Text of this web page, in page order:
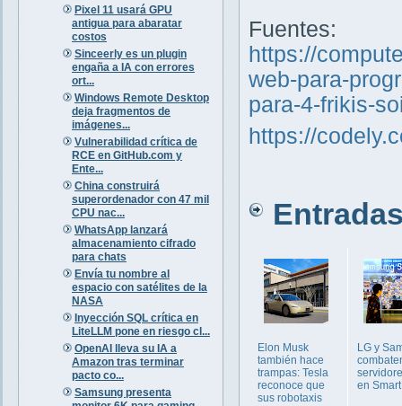
Pixel 11 usará GPU
antigua para abaratar
costos
Sinceerly es un plugin
engaña a IA con errores
ort...
Windows Remote Desktop
deja fragmentos de
imágenes...
Vulnerabilidad crítica de
RCE en GitHub.com y
Ente...
China construirá
superordenador con 47 mil
CPU nac...
WhatsApp lanzará
almacenamiento cifrado
para chats
Envía tu nombre al
espacio con satélites de la
NASA
Inyección SQL crítica en
LiteLLM pone en riesgo cl...
OpenAI lleva su IA a
Amazon tras terminar
pacto co...
Samsung presenta
Fuentes:
https://
web-para-
para-4-frikis-
https://
Entradas
Elon Musk
también hace
trampas: Tesla
reconoce que
sus robotaxis
LG y
en